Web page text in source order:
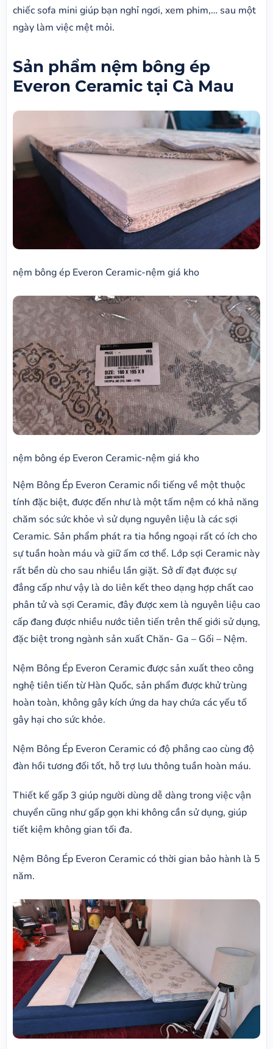
chiếc sofa mini giúp bạn nghỉ ngơi, xem phim,… sau một
ngày làm việc mệt mỏi.
Sản phẩm nệm bông ép
Everon Ceramic tại Cà Mau
nệm bông ép Everon Ceramic-nệm giá kho
nệm bông ép Everon Ceramic-nệm giá kho
Nệm Bông Ép Everon Ceramic nổi tiếng về một thuộc
tính đặc biệt, được đến như là một tấm nệm có khả năng
chăm sóc sức khỏe vì sử dụng nguyên liệu là các sợi
Ceramic. Sản phẩm phát ra tia hồng ngoại rất có ích cho
sự tuần hoàn máu và giữ ấm cơ thể. Lớp sợi Ceramic này
rất bền dù cho sau nhiều lần giặt. Sở dĩ đạt được sự
đẳng cấp như vậy là do liên kết theo dạng hợp chất cao
phân tử và sợi Ceramic, đây được xem là nguyên liệu cao
cấp đang được nhiều nước tiên tiến trên thế giới sử dụng,
đặc biệt trong ngành sản xuất Chăn- Ga – Gối – Nệm.
Nệm Bông Ép Everon Ceramic được sản xuất theo công
nghệ tiên tiến từ Hàn Quốc, sản phẩm được khử trùng
hoàn toàn, không gây kích ứng da hay chứa các yếu tố
gây hại cho sức khỏe.
Nệm Bông Ép Everon Ceramic có độ phẳng cao cùng độ
đàn hồi tương đối tốt, hỗ trợ lưu thông tuần hoàn máu.
Thiết kế gấp 3 giúp người dùng dễ dàng trong việc vận
chuyển cũng như gấp gọn khi không cần sử dụng, giúp
tiết kiệm không gian tối đa.
Nệm Bông Ép Everon Ceramic có thời gian bảo hành là 5
năm.